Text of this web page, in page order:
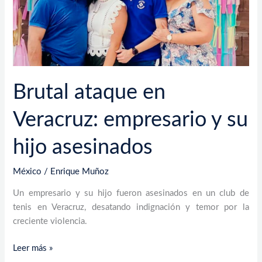
Brutal ataque en
Veracruz: empresario y su
hijo asesinados
México / Enrique Muñoz
Un empresario y su hijo fueron asesinados en un club de
tenis en Veracruz, desatando indignación y temor por la
creciente violencia.
hijo
asesinados
Leer más »